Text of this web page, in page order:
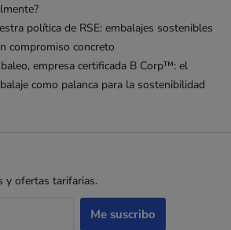
política de RSE: embalajes sostenibles
compromiso concreto
empresa certificada B Corp™: el
como palanca para la sostenibilidad
y ofertas tarifarias.